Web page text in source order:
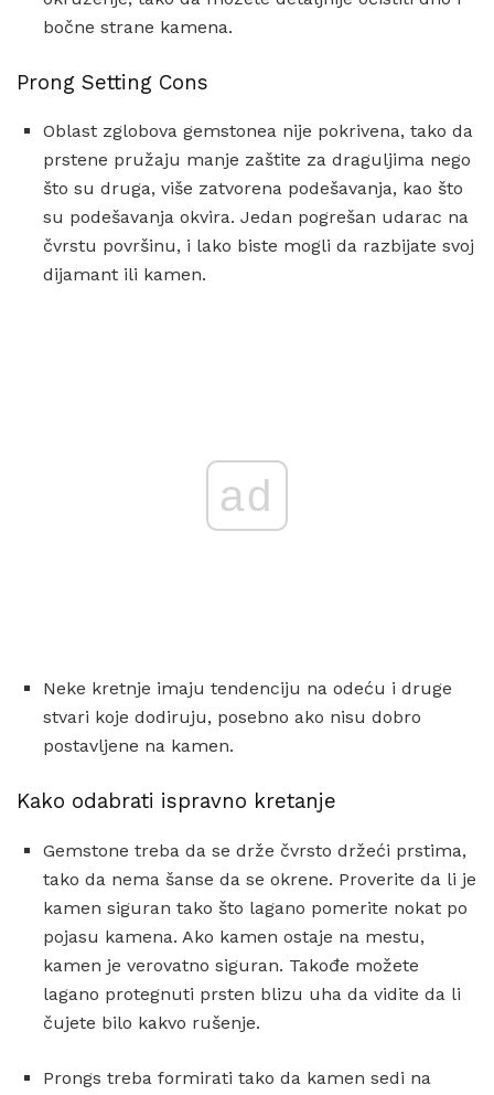
bočne strane kamena.
Prong Setting Cons
Oblast zglobova gemstonea nije pokrivena, tako da
prstene pružaju manje zaštite za draguljima nego
što su druga, više zatvorena podešavanja, kao što
su podešavanja okvira. Jedan pogrešan udarac na
čvrstu površinu, i lako biste mogli da razbijate svoj
dijamant ili kamen.
ad
Neke kretnje imaju tendenciju na odeću i druge
stvari koje dodiruju, posebno ako nisu dobro
postavljene na kamen.
Kako odabrati ispravno kretanje
Gemstone treba da se drže čvrsto držeći prstima,
tako da nema šanse da se okrene. Proverite da li je
kamen siguran tako što lagano pomerite nokat po
pojasu kamena. Ako kamen ostaje na mestu,
kamen je verovatno siguran. Takođe možete
lagano protegnuti prsten blizu uha da vidite da li
čujete bilo kakvo rušenje.
Prongs treba formirati tako da kamen sedi na